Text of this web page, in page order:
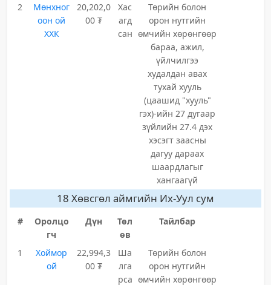
2
Мөнхног
оон ой
ХХК
20,202,0
00 ₮
Хас
агд
сан
Төрийн болон
орон нутгийн
өмчийн хөрөнгөөр
бараа, ажил,
үйлчилгээ
худалдан авах
тухай хууль
(цаашид "хууль"
гэх)-ийн 27 дугаар
зүйлийн 27.4 дэх
хэсэгт заасны
дагуу дараах
шаардлагыг
хангаагүй
18 Хөвсгөл аймгийн Их-Уул сум
#
Оролцо
гч
Дүн
Төл
өв
Тайлбар
1
Хоймор
ой
22,994,3
00 ₮
Ша
лга
рса
Төрийн болон
орон нутгийн
өмчийн хөрөнгөөр